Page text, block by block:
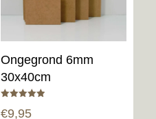
Ongegrond 6mm
30x40cm
5.00
€9,95